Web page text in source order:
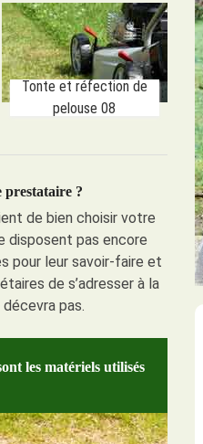
Tonte et réfection de
pelouse 08
prestataire ?
de bien choisir votre
disposent pas encore
pour leur savoir-faire et
de s’adresser à la
pas.
les matériels utilisés